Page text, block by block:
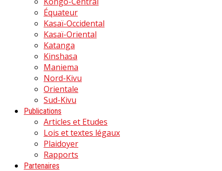
Équateur
Kasaï-Occidental
Kasaï-Oriental
Katanga
Kinshasa
Maniema
Nord-Kivu
Orientale
Sud-Kivu
Publications
Articles et Etudes
Lois et textes légaux
Plaidoyer
Rapports
Partenaires